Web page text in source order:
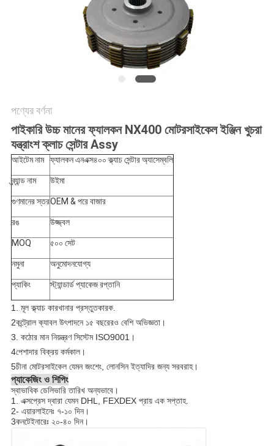
পণ্যের বর্ণনা
পাইকারি উচ্চ মানের ফ্যালকন NX400 মোটরসাইকেল ইঞ্জিন খুচরা
যন্ত্রাংশ ক্লাচ সেন্টার Assy
আইটেম নাম ফ্যালকন এনএক্স৪০০ ক্ল্যাচ সেন্টার অ্যাসেম্বলি
ব্র্যান্ড নাম উইমা
গুণমানের স্তরOEM & পরে বাজার
রঙ উজ্জ্বল
MOQ ৫০০ সেট
নমুনা অনুমোদনযোগ্য
প্যাকিং স্ট্যান্ডার্ড প্যাকেজ রপ্তানি
1. মূল ক্ল্যাচ কারখানার প্রস্তুতকারক.
2কন্ট্রোল ক্যাবল উৎপাদনে ১৫ বছরেরও বেশি অভিজ্ঞতা।
3. কঠোর মান নিয়ন্ত্রণ সিস্টেম ISO9001।
4পেশাদার বিক্রয় কর্মকাল।
5চীনা মোটরসাইকেল যেমন জংশেং, লোনসিন ইত্যাদির জন্য সরবরাহ।
প্যাকেজিং ও শিপিং
স্বাভাবিক ডেলিভারি তারিখ অন্যভাবে।
1. এক্সপ্রেস দ্বারা যেমন DHL, FEXDEX প্রায় এক সপ্তাহ.
2- এয়ারলাইনেঃ ৭-১০ দিন।
3কনটেইনারেঃ ২০-৪০ দিন।